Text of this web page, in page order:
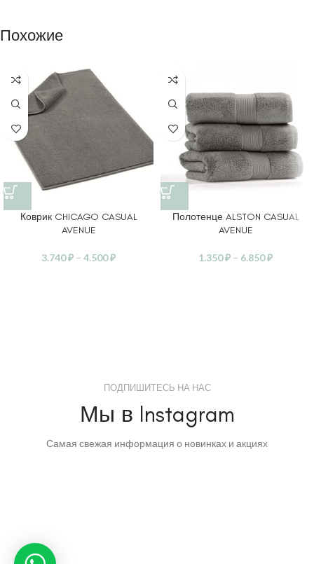
Похожие
Коврик CHICAGO CASUAL
AVENUE
3.740₽ – 4.500₽
Полотенце ALSTON CASUAL
AVENUE
1.350₽ – 6.850₽
ПОДПИШИТЕСЬ НА НАС
Мы в Instagram
Самая свежая информация о новинках и акциях